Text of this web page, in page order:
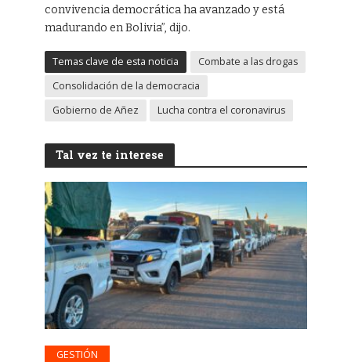
convivencia democrática ha avanzado y está
madurando en Bolivia”, dijo.
Temas clave de esta noticia
Combate a las drogas
Consolidación de la democracia
Gobierno de Añez
Lucha contra el coronavirus
Tal vez te interese
GESTIÓN